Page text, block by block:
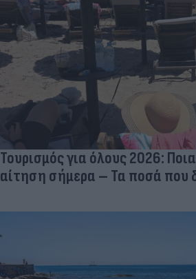
Τουρισμός για όλους 2026:
αίτηση σήμερα – Τα ποσά που